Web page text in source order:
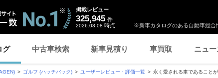
※新車カタログのある自動車総合
掲載レビュー
325,945 件
2026.08.08 時点
グ 中古車検索 新車見積り 車買取 ニュー
ゴルフ (ハッチバック) ユーザーレビュー・評価一覧 永く愛される車であること